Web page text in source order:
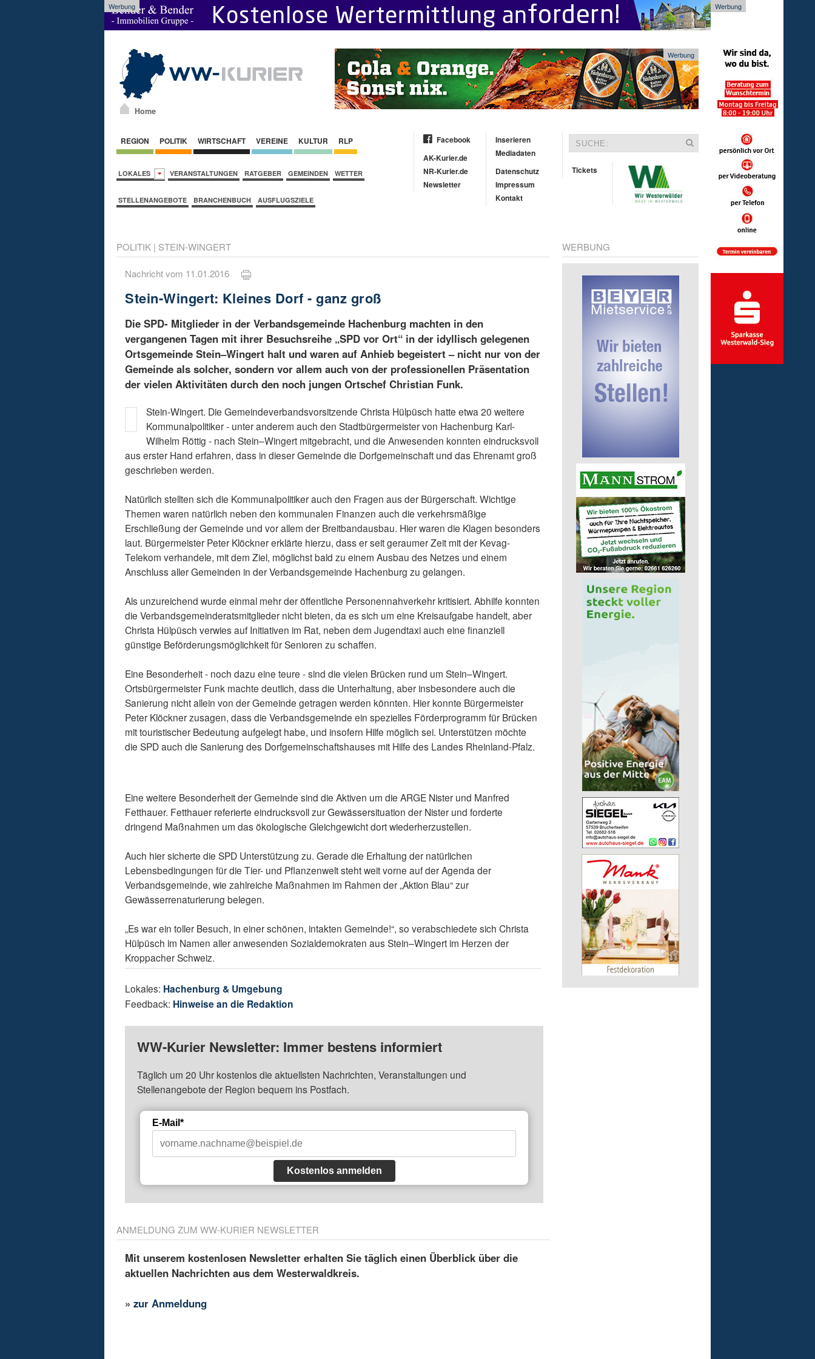
Werbung Werbung
Home
Werbung
REGION POLITIK WIRTSCHAFT VEREINE KULTUR RLP
LOKALES VERANSTALTUNGEN RATGEBER GEMEINDEN WETTER
STELLENANGEBOTE BRANCHENBUCH AUSFLUGSZIELE
Facebook
AK-Kurier.de
NR-Kurier.de
Newsletter
Inserieren
Mediadaten
Datenschutz
Impressum
Kontakt
Tickets
POLITIK | STEIN-WINGERT
Nachricht vom 11.01.2016
Stein-Wingert: Kleines Dorf - ganz groß
Die SPD- Mitglieder in der Verbandsgemeinde Hachenburg machten in den
vergangenen Tagen mit ihrer Besuchsreihe „SPD vor Ort“ in der idyllisch gelegenen
Ortsgemeinde Stein–Wingert halt und waren auf Anhieb begeistert – nicht nur von der
Gemeinde als solcher, sondern vor allem auch von der professionellen Präsentation
der vielen Aktivitäten durch den noch jungen Ortschef Christian Funk.
Stein-Wingert. Die Gemeindeverbandsvorsitzende Christa Hülpüsch hatte etwa 20 weitere
Kommunalpolitiker - unter anderem auch den Stadtbürgermeister von Hachenburg Karl-
Wilhelm Röttig - nach Stein–Wingert mitgebracht, und die Anwesenden konnten eindrucksvoll
aus erster Hand erfahren, dass in dieser Gemeinde die Dorfgemeinschaft und das Ehrenamt groß
geschrieben werden.
Natürlich stellten sich die Kommunalpolitiker auch den Fragen aus der Bürgerschaft. Wichtige
Themen waren natürlich neben den kommunalen Finanzen auch die verkehrsmäßige
Erschließung der Gemeinde und vor allem der Breitbandausbau. Hier waren die Klagen besonders
laut. Bürgermeister Peter Klöckner erklärte hierzu, dass er seit geraumer Zeit mit der Kevag-
Telekom verhandele, mit dem Ziel, möglichst bald zu einem Ausbau des Netzes und einem
Anschluss aller Gemeinden in der Verbandsgemeinde Hachenburg zu gelangen.
Als unzureichend wurde einmal mehr der öffentliche Personennahverkehr kritisiert. Abhilfe konnten
die Verbandsgemeinderatsmitglieder nicht bieten, da es sich um eine Kreisaufgabe handelt, aber
Christa Hülpüsch verwies auf Initiativen im Rat, neben dem Jugendtaxi auch eine finanziell
günstige Beförderungsmöglichkeit für Senioren zu schaffen.
Eine Besonderheit - noch dazu eine teure - sind die vielen Brücken rund um Stein–Wingert.
Ortsbürgermeister Funk machte deutlich, dass die Unterhaltung, aber insbesondere auch die
Sanierung nicht allein von der Gemeinde getragen werden könnten. Hier konnte Bürgermeister
Peter Klöckner zusagen, dass die Verbandsgemeinde ein spezielles Förderprogramm für Brücken
mit touristischer Bedeutung aufgelegt habe, und insofern Hilfe möglich sei. Unterstützen möchte
die SPD auch die Sanierung des Dorfgemeinschaftshauses mit Hilfe des Landes Rheinland-Pfalz.
Eine weitere Besonderheit der Gemeinde sind die Aktiven um die ARGE Nister und Manfred
Fetthauer. Fetthauer referierte eindrucksvoll zur Gewässersituation der Nister und forderte
dringend Maßnahmen um das ökologische Gleichgewicht dort wiederherzustellen.
Auch hier sicherte die SPD Unterstützung zu. Gerade die Erhaltung der natürlichen
Lebensbedingungen für die Tier- und Pflanzenwelt steht weit vorne auf der Agenda der
Verbandsgemeinde, wie zahlreiche Maßnahmen im Rahmen der „Aktion Blau“ zur
Gewässerrenaturierung belegen.
„Es war ein toller Besuch, in einer schönen, intakten Gemeinde!“, so verabschiedete sich Christa
Hülpüsch im Namen aller anwesenden Sozialdemokraten aus Stein–Wingert im Herzen der
Kroppacher Schweiz.
Lokales: Hachenburg & Umgebung
Feedback: Hinweise an die Redaktion
WW-Kurier Newsletter: Immer bestens informiert
Täglich um 20 Uhr kostenlos die aktuellsten Nachrichten, Veranstaltungen und
Stellenangebote der Region bequem ins Postfach.
E-Mail*
Kostenlos anmelden
ANMELDUNG ZUM WW-KURIER NEWSLETTER
Mit unserem kostenlosen Newsletter erhalten Sie täglich einen Überblick über die
aktuellen Nachrichten aus dem Westerwaldkreis.
»zur Anmeldung
WERBUNG